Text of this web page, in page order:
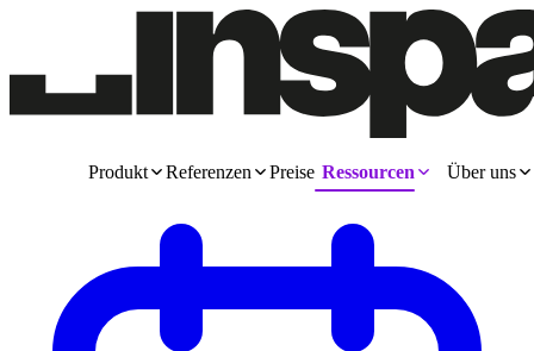
Produkt Referenzen Preise Ressourcen Über uns